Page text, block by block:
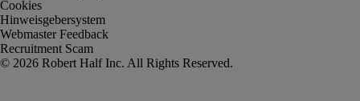
Cookies
Hinweisgebersystem
Webmaster Feedback
Recruitment Scam